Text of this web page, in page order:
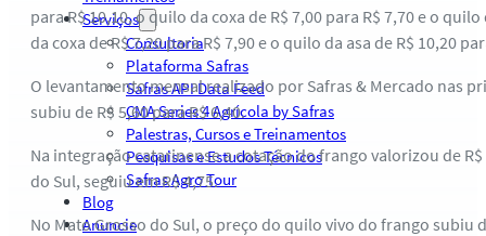
Serviços
Consultoria
Plataforma Safras
Safras API Data Feed
CMA Series 4 Agrícola by Safras
Palestras, Cursos e Treinamentos
Pesquisas e Estudos Técnicos
Safras Agro Tour
Blog
Anuncie
para R$ 10,10, o quilo da coxa de R$ 7,00 para R$ 7,70 e o
da coxa de R$ 7,20 para R$ 7,90 e o quilo da asa de R$ 10,20
O levantamento mensal realizado por Safras & Mercado nas
subiu de R$ 5,60 para R$ 6,40.
Na integração catarinense a cotação do frango valorizou de
do Sul, seguiu em R$ 4,75.
No Mato Grosso do Sul, o preço do quilo vivo do frango subiu